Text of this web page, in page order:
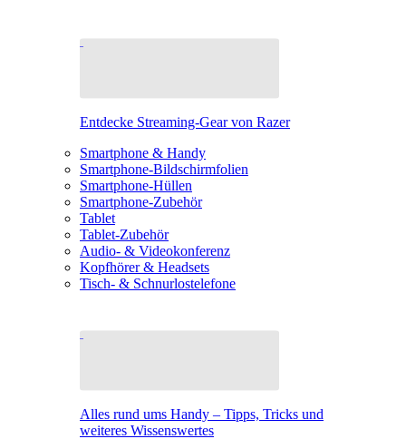
Entdecke Streaming-Gear von Razer
Smartphone & Handy
Smartphone-Bildschirmfolien
Smartphone-Hüllen
Smartphone-Zubehör
Tablet
Tablet-Zubehör
Audio- & Videokonferenz
Kopfhörer & Headsets
Tisch- & Schnurlostelefone
Alles rund ums Handy – Tipps, Tricks und
weiteres Wissenswertes